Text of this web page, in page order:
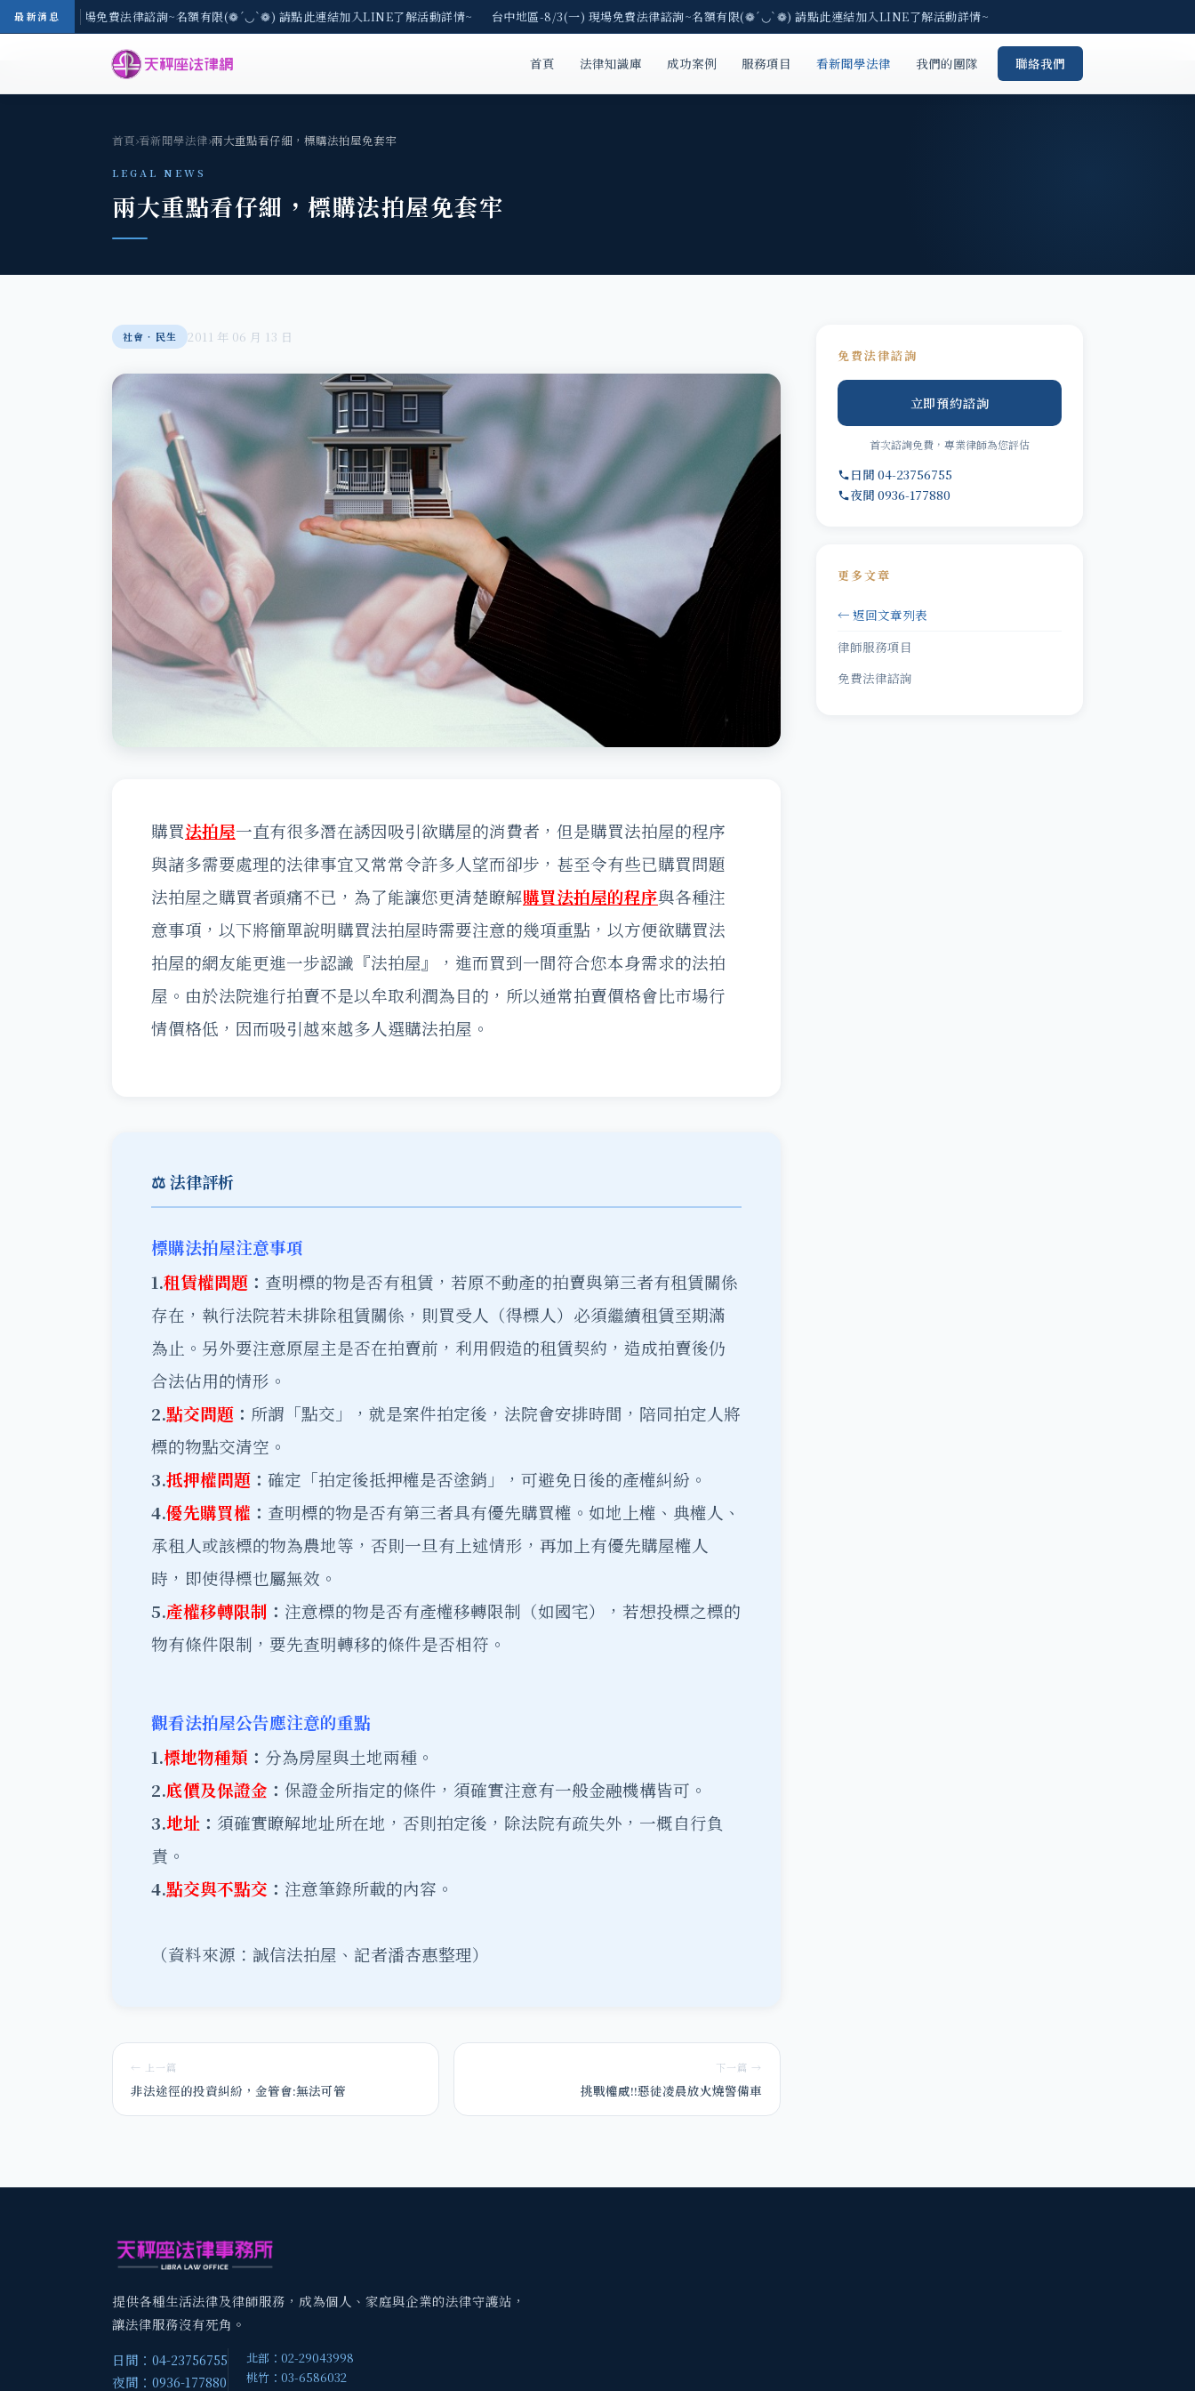
最新消息
-8/3(一) 現場免費法律諮詢~名額有限(❁´◡`❁) 請點此連結加入LINE了解活動詳情~ 台中地區-8/3(一) 現場免費法律諮詢~名額有限(❁´◡`❁) 請點此連結加入LINE了解活動詳情~
首頁 法律知識庫 成功案例 服務項目 看新聞學法律 我們的團隊 聯絡我們
首頁›看新聞學法律›兩大重點看仔細，標購法拍屋免套牢
LEGAL NEWS
兩大重點看仔細，標購法拍屋免套牢
社會‧民生 2011 年 06 月 13 日
購買法拍屋一直有很多潛在誘因吸引欲購屋的消費者，但是購買法拍屋的程序
與諸多需要處理的法律事宜又常常令許多人望而卻步，甚至令有些已購買問題
法拍屋之購買者頭痛不已，為了能讓您更清楚瞭解購買法拍屋的程序與各種注
意事項，以下將簡單說明購買法拍屋時需要注意的幾項重點，以方便欲購買法
拍屋的網友能更進一步認識『法拍屋』，進而買到一間符合您本身需求的法拍
屋。由於法院進行拍賣不是以牟取利潤為目的，所以通常拍賣價格會比市場行
情價格低，因而吸引越來越多人選購法拍屋。
⚖️ 法律評析
標購法拍屋注意事項
1.租賃權問題 ： 查明標的物是否有租賃，若原不動產的拍賣與第三者有租賃關係
存在，執行法院若未排除租賃關係，則買受人（得標人）必須繼續租賃至期滿
為止。另外要注意原屋主是否在拍賣前，利用假造的租賃契約，造成拍賣後仍
合法佔用的情形。
2.點交問題 ： 所謂「點交」，就是案件拍定後，法院會安排時間，陪同拍定人將
標的物點交清空。
3.抵押權問題 ： 確定「拍定後抵押權是否塗銷」，可避免日後的產權糾紛。
4.優先購買權 ： 查明標的物是否有第三者具有優先購買權。如地上權、典權人、
承租人或該標的物為農地等，否則一旦有上述情形，再加上有優先購屋權人
時，即使得標也屬無效。
5.產權移轉限制 ： 注意標的物是否有產權移轉限制（如國宅），若想投標之標的
物有條件限制，要先查明轉移的條件是否相符。
觀看法拍屋公告應注意的重點
1.標地物種類 ： 分為房屋與土地兩種。
2.底價及保證金 ： 保證金所指定的條件，須確實注意有一般金融機構皆可。
3.地址 ： 須確實瞭解地址所在地，否則拍定後，除法院有疏失外，一概自行負
責。
4.點交與不點交 ： 注意筆錄所載的內容。
（資料來源：誠信法拍屋、記者潘杏惠整理）
← 上一篇
非法途徑的投資糾紛，金管會:無法可管
下一篇 →
挑戰權威!!惡徒凌晨放火燒警備車
免費法律諮詢
立即預約諮詢
首次諮詢免費，專業律師為您評估
日間 04-23756755
夜間 0936-177880
更多文章
← 返回文章列表
律師服務項目
免費法律諮詢
提供各種生活法律及律師服務，成為個人、家庭與企業的法律守護站，
讓法律服務沒有死角。
日間：04-23756755
夜間：0936-177880
北部：02-29043998
桃竹：03-6586032